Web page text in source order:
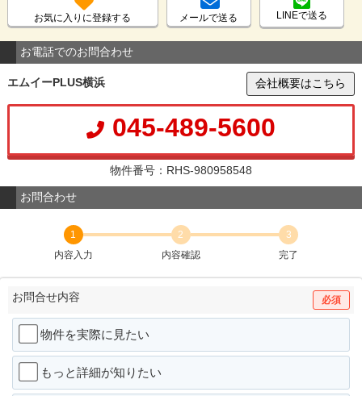
お気に入りに登録する メールで送る LINEで送る
お電話でのお問合わせ
エムイーPLUS横浜 会社概要はこちら
045-489-5600
物件番号：RHS-980958548
お問合わせ
1
内容入力
2
内容確認
3
完了
お問合せ内容 必須
物件を実際に見たい
もっと詳細が知りたい